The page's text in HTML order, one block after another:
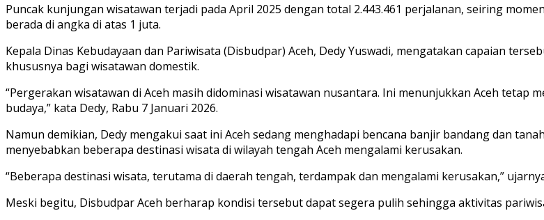
Puncak kunjungan wisatawan terjadi pada April 2025 dengan total 2.443.461 perjalanan, seiring
berada di angka di atas 1 juta.
Kepala Dinas Kebudayaan dan Pariwisata (Disbudpar) Aceh, Dedy Yuswadi, mengatakan capaian
khususnya bagi wisatawan domestik.
“Pergerakan wisatawan di Aceh masih didominasi wisatawan nusantara. Ini menunjukkan Aceh
budaya,” kata Dedy, Rabu 7 Januari 2026.
Namun demikian, Dedy mengakui saat ini Aceh sedang menghadapi bencana banjir bandang dan
menyebabkan beberapa destinasi wisata di wilayah tengah Aceh mengalami kerusakan.
“Beberapa destinasi wisata, terutama di daerah tengah, terdampak dan mengalami kerusakan,”
Meski begitu, Disbudpar Aceh berharap kondisi tersebut dapat segera pulih sehingga aktivitas